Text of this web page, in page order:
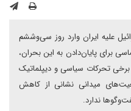
علیه ایران وارد روز سی‌وششم
برای پایان‌دادن به این بحران،
برخی تحرکات سیاسی و دیپلماتیک
میدانی نشانی از کاهش
ندارد.